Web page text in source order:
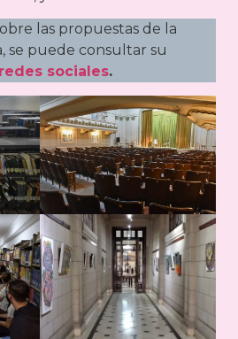
las propuestas de la
se puede consultar su
redes sociales.